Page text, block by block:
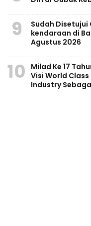
9
Sudah Disetujui
kendaraan di
Agustus 2026
10
Milad Ke 17
Visi World
Industry